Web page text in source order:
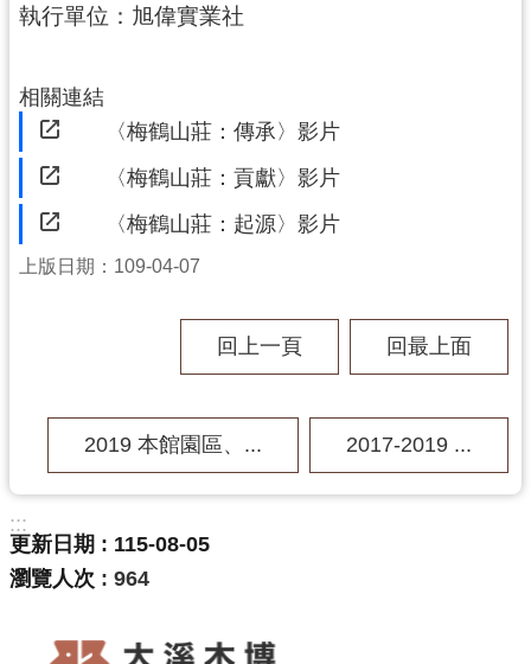
創
品
頁
網
站
市
政
府
執行單位：旭偉實業社
相關連結
〈梅鶴山莊：傳承〉影片
〈梅鶴山莊：貢獻〉影片
〈梅鶴山莊：起源〉影片
上版日期：109-04-07
回上一頁 回最上面
2019 本館園區、... 2017-2019 ...
:::
更新日期
115-08-05
瀏覽人次
964